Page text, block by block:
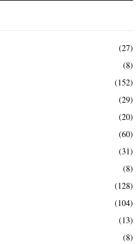
(27)
(8)
(152)
(29)
(20)
(60)
(31)
(8)
(128)
(104)
(13)
(8)